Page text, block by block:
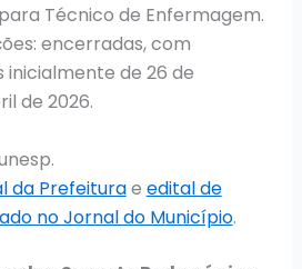
Técnico de Enfermagem.
encerradas, com
de 26 de
de 2026.
da Prefeiturae edital de
no Jornal do Município.